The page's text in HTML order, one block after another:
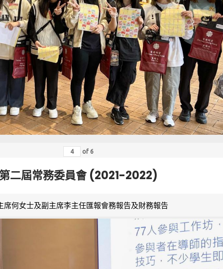
of 6
二屆常務委員會 (2021-2022)
席何女士及副主席李主任匯報會務報告及財務報告